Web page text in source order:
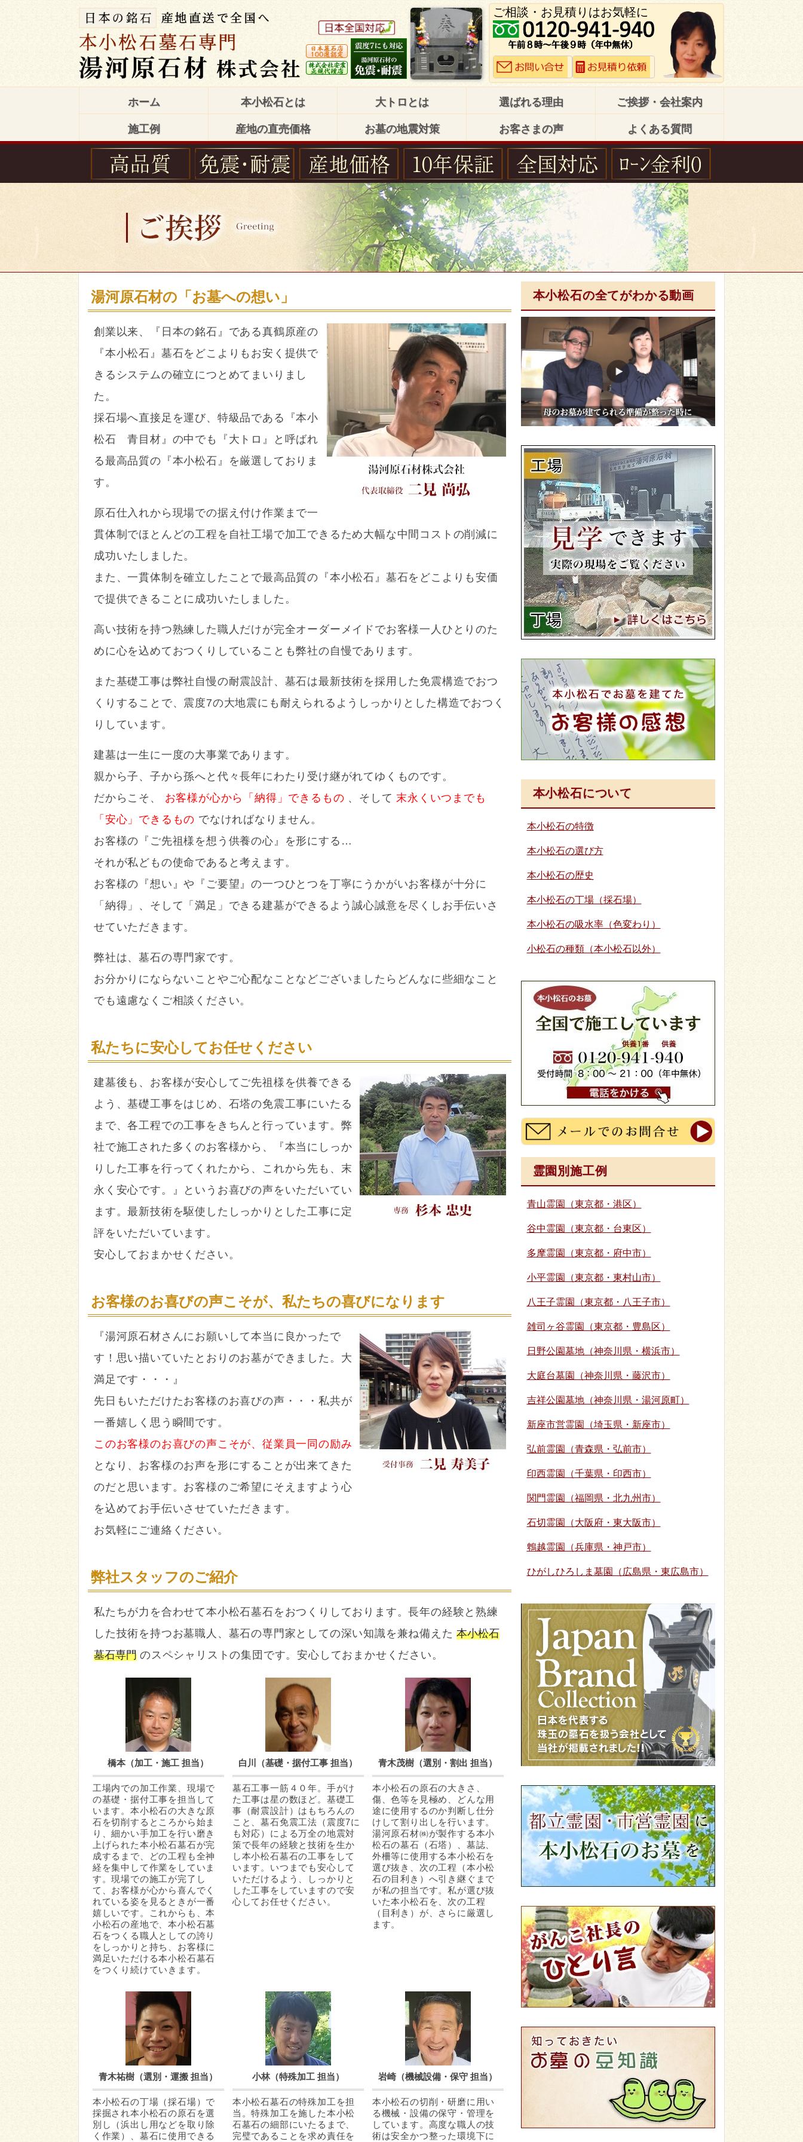
ご相談・お見積りはお気軽に
ホーム 本小松石とは 大トロとは 選ばれる理由 ご挨拶・会社案内
施工例 産地の直売価格 お墓の地震対策 お客さまの声 よくある質問
湯河原石材の「お墓への想い」
創業以来、『日本の銘石』である真鶴原産の
『本小松石』墓石をどこよりもお安く提供で
きるシステムの確立につとめてまいりまし
た。
採石場へ直接足を運び、特級品である『本小
松石 青目材』の中でも『大トロ』と呼ばれ
る最高品質の『本小松石』を厳選しておりま
す。
原石仕入れから現場での据え付け作業まで一
貫体制でほとんどの工程を自社工場で加工できるため大幅な中間コストの削減に
成功いたしました。
また、一貫体制を確立したことで最高品質の『本小松石』墓石をどこよりも安価
で提供できることに成功いたしました。
高い技術を持つ熟練した職人だけが完全オーダーメイドでお客様一人ひとりのた
めに心を込めておつくりしていることも弊社の自慢であります。
また基礎工事は弊社自慢の耐震設計、墓石は最新技術を採用した免震構造でおつ
くりすることで、震度7の大地震にも耐えられるようしっかりとした構造でおつく
りしています。
建墓は一生に一度の大事業であります。
親から子、子から孫へと代々長年にわたり受け継がれてゆくものです。
だからこそ、 お客様が心から「納得」できるもの 、そして末永くいつまでも
「安心」できるもの でなければなりません。
お客様の『ご先祖様を想う供養の心』を形にする…
それが私どもの使命であると考えます。
お客様の『想い』や『ご要望』の一つひとつを丁寧にうかがいお客様が十分に
「納得」、そして「満足」できる建墓ができるよう誠心誠意を尽くしお手伝いさ
せていただきます。
弊社は、墓石の専門家です。
お分かりにならないことやご心配なことなどございましたらどんなに些細なこと
でも遠慮なくご相談ください。
私たちに安心してお任せください
建墓後も、お客様が安心してご先祖様を供養できる
よう、基礎工事をはじめ、石塔の免震工事にいたる
まで、各工程での工事をきちんと行っています。弊
社で施工された多くのお客様から、『本当にしっか
りした工事を行ってくれたから、これから先も、末
永く安心です。』というお喜びの声をいただいてい
ます。最新技術を駆使したしっかりとした工事に定
評をいただいています。
安心しておまかせください。
お客様のお喜びの声こそが、私たちの喜びになります
『湯河原石材さんにお願いして本当に良かったで
す！思い描いていたとおりのお墓ができました。大
満足です・・・』
先日もいただけたお客様のお喜びの声・・・私共が
一番嬉しく思う瞬間です。
このお客様のお喜びの声こそが、従業員一同の励み
となり、お客様のお声を形にすることが出来てきた
のだと思います。お客様のご希望にそえますよう心
を込めてお手伝いさせていただきます。
お気軽にご連絡ください。
弊社スタッフのご紹介
私たちが力を合わせて本小松石墓石をおつくりしております。長年の経験と熟練
した技術を持つお墓職人、墓石の専門家としての深い知識を兼ね備えた 本小松石
墓石専門 のスペシャリストの集団です。安心しておまかせください。
橋本（加工・施工 担当）
工場内での加工作業、現場で
の基礎・据付工事を担当して
います。本小松石の大きな原
石を切削するところから始ま
り、細かい手加工を行い磨き
上げられた本小松石墓石が完
成するまで、どの工程も全神
経を集中して作業をしていま
す。現場での施工が完了し
て、お客様が心から喜んでく
れている姿を見るときが一番
嬉しいです。これからも、本
小松石の産地で、本小松石墓
石をつくる職人としての誇り
をしっかりと持ち、お客様に
満足いただける本小松石墓石
をつくり続けていきます。
白川（基礎・据付工事 担当）
墓石工事一筋４０年。手がけ
た工事は星の数ほど。基礎工
事（耐震設計）はもちろんの
こと、墓石免震工法（震度7に
も対応）による万全の地震対
策で長年の経験と技術を生か
し本小松石墓石の工事をして
います。いつまでも安心して
いただけるよう、しっかりと
した工事をしていますので安
心してお任せください。
青木茂樹（選別・割出 担当）
本小松石の原石の大きさ、
傷、色等を見極め、どんな用
途に使用するのか判断し仕分
けして割り出しを行います。
湯河原石材㈱が製作する本小
松石の墓石（石塔）、墓誌、
外柵等に使用する本小松石を
選び抜き、次の工程（本小松
石の目利き）へ引き継ぐまで
が私の担当です。私が選び抜
いた本小松石を、次の工程
（目利き）が、さらに厳選し
ます。
青木祐樹（選別・運搬 担当）
本小松石の丁場（採石場）で
採掘され本小松石の原石を選
別し（浜出し用などを取り除
く作業）、墓石に使用できる
小林（特殊加工 担当）
本小松石墓石の特殊加工を担
当。特殊加工を施した本小松
石墓石の細部にいたるまで、
完璧であることを求め責任を
岩崎（機械設備・保守 担当）
本小松石の切削・研磨に用い
る機械・設備の保守・管理を
しています。高度な職人の技
術は安全かつ整った環境下に
本小松石の全てがわかる動画
本小松石について
本小松石の特徴
本小松石の選び方
本小松石の歴史
本小松石の丁場（採石場）
本小松石の吸水率（色変わり）
小松石の種類（本小松石以外）
霊園別施工例
青山霊園（東京都・港区）
谷中霊園（東京都・台東区）
多摩霊園（東京都・府中市）
小平霊園（東京都・東村山市）
八王子霊園（東京都・八王子市）
雑司ヶ谷霊園（東京都・豊島区）
日野公園墓地（神奈川県・横浜市）
大庭台墓園（神奈川県・藤沢市）
吉祥公園墓地（神奈川県・湯河原町）
新座市営霊園（埼玉県・新座市）
弘前霊園（青森県・弘前市）
印西霊園（千葉県・印西市）
関門霊園（福岡県・北九州市）
石切霊園（大阪府・東大阪市）
鵯越霊園（兵庫県・神戸市）
ひがしひろしま墓園（広島県・東広島市）